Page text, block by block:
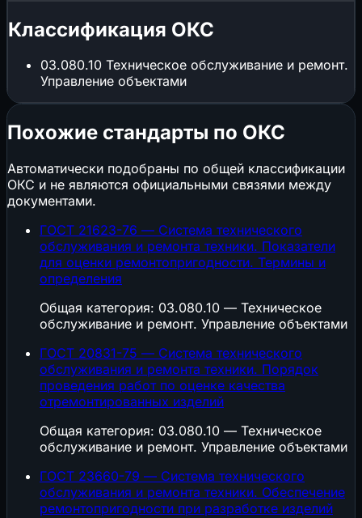
Классификация ОКС
03.080.10 Техническое обслуживание и ремонт.
Управление объектами
Похожие стандарты по ОКС
Автоматически подобраны по общей классификации
ОКС и не являются официальными связями между
документами.
ГОСТ 21623-76 — Система технического
обслуживания и ремонта техники. Показатели
для оценки ремонтопригодности. Термины и
определения
Общая категория: 03.080.10 — Техническое
обслуживание и ремонт. Управление объектами
ГОСТ 20831-75 — Система технического
обслуживания и ремонта техники. Порядок
проведения работ по оценке качества
отремонтированных изделий
Общая категория: 03.080.10 — Техническое
обслуживание и ремонт. Управление объектами
ГОСТ 23660-79 — Система технического
обслуживания и ремонта техники. Обеспечение
ремонтопригодности при разработке изделий